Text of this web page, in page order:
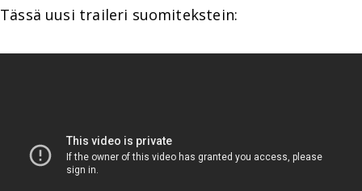
Tässä uusi traileri suomitekstein: